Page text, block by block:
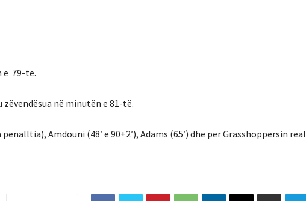
e 79-të.
në minutën e 81-të.
Amdouni (48′ e 90+2′), Adams (65′) dhe për Grasshoppersin